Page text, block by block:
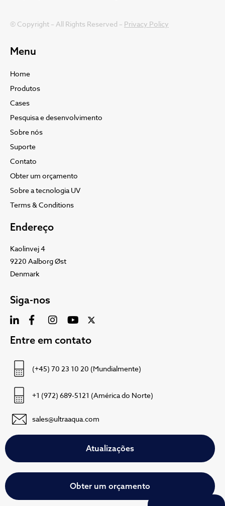
© Copyright – All Rights Reserved – Privacy Policy
Menu
Home
Produtos
Cases
Pesquisa e desenvolvimento
Sobre nós
Suporte
Contato
Obter um orçamento
Sobre a tecnologia UV
Terms & Conditions
Endereço
Kaolinvej 4
9220 Aalborg Øst
Denmark
Siga-nos
Entre em contato
(+45) 70 23 10 20 (Mundialmente)
+1 (972) 689-5121 (América do Norte)
sales@ultraaqua.com
Atualizações
Obter um orçamento